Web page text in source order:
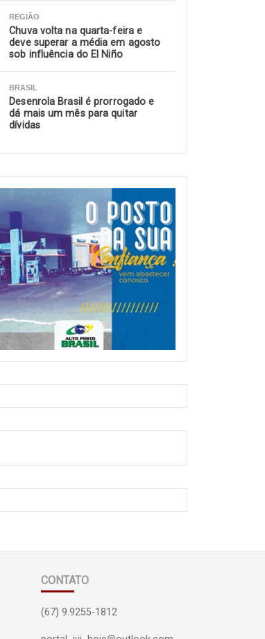
REGIÃO
Chuva volta na quarta-feira e
deve superar a média em agosto
sob influência do El Niño
BRASIL
Desenrola Brasil é prorrogado e
dá mais um mês para quitar
dívidas
CONTATO
(67) 9.9255-1812